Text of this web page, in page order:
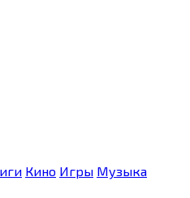
Кино Игры Музыка